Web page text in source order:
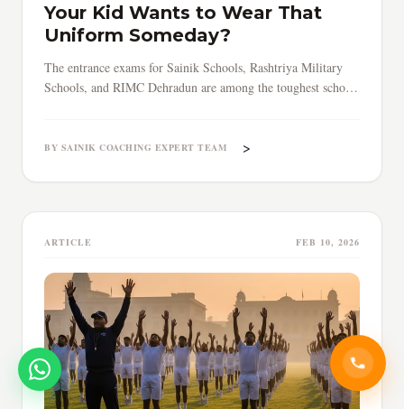
Your Kid Wants to Wear That
Uniform Someday?
The entrance exams for Sainik Schools, Rashtriya Military
Schools, and RIMC Dehradun are among the toughest school-
BY SAINIK COACHING EXPERT TEAM >
ARTICLE FEB 10, 2026